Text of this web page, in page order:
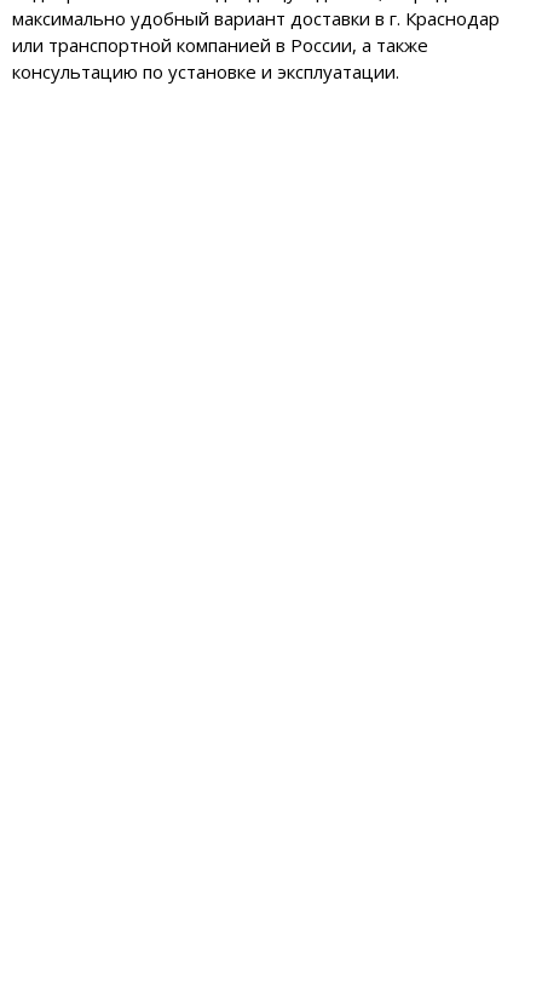
максимально удобный вариант доставки в г. Краснодар
или транспортной компанией в России, а также
консультацию по установке и эксплуатации.